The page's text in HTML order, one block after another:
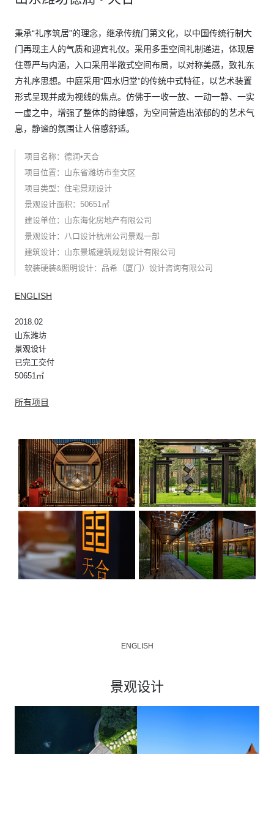
秉承“礼序筑居”的理念，继承传统门第文化，以中国传统行制大
门再现主人的气质和迎宾礼仪。采用多重空间礼制递进，体现居
住尊严与内涵，入口采用半敞式空间布局，以对称美感，致礼东
方礼序思想。中庭采用“四水归堂”的传统中式特征，以艺术装置
形式呈现并成为视线的焦点。仿佛于一收一放、一动一静、一实
一虚之中，增强了整体的韵律感，为空间营造出浓郁的的艺术气
息，静谧的氛围让人倍感舒适。
项目名称：德润•天合
项目位置：山东省潍坊市奎文区
项目类型：住宅景观设计
景观设计面积：50651㎡
建设单位：山东海化房地产有限公司
景观设计：八口设计杭州公司景观一部
建筑设计：山东景城建筑规划设计有限公司
软装硬装&照明设计：品希（厦门）设计咨询有限公司
ENGLISH
2018.02
山东潍坊
景观设计
已完工交付
50651㎡
所有项目
ENGLISH
景观设计